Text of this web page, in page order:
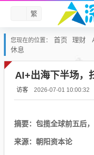
繁
您现在的位置： 首页 理财
休息
AI+出海下半场，
访客 2026-07-01 10:00:32
摘要：包揽全球前五后
来源：朝阳资本论